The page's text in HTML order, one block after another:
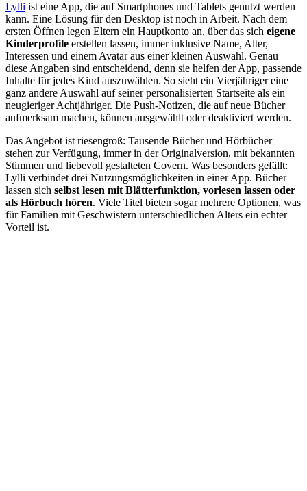
Lylli ist eine App, die auf Smartphones und Tablets genutzt werden
kann. Eine Lösung für den Desktop ist noch in Arbeit. Nach dem
ersten Öffnen legen Eltern ein Hauptkonto an, über das sich eigene
Kinderprofile erstellen lassen, immer inklusive Name, Alter,
Interessen und einem Avatar aus einer kleinen Auswahl. Genau
diese Angaben sind entscheidend, denn sie helfen der App, passende
Inhalte für jedes Kind auszuwählen. So sieht ein Vierjähriger eine
ganz andere Auswahl auf seiner personalisierten Startseite als ein
neugieriger Achtjähriger. Die Push-Notizen, die auf neue Bücher
aufmerksam machen, können ausgewählt oder deaktiviert werden.
Das Angebot ist riesengroß: Tausende Bücher und Hörbücher
stehen zur Verfügung, immer in der Originalversion, mit bekannten
Stimmen und liebevoll gestalteten Covern. Was besonders gefällt:
Lylli verbindet drei Nutzungsmöglichkeiten in einer App. Bücher
lassen sich selbst lesen mit Blätterfunktion, vorlesen lassen oder
als Hörbuch hören. Viele Titel bieten sogar mehrere Optionen, was
für Familien mit Geschwistern unterschiedlichen Alters ein echter
Vorteil ist.